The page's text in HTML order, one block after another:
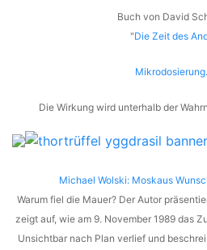
Buch von David
"Die Zeit des
Die Wirkung wird unterhalb der
Michael Wolski: Moskaus
Warum fiel die Mauer? Der Autor
zeigt auf, wie am 9. November 1989 das
Unsichtbar nach Plan verlief und